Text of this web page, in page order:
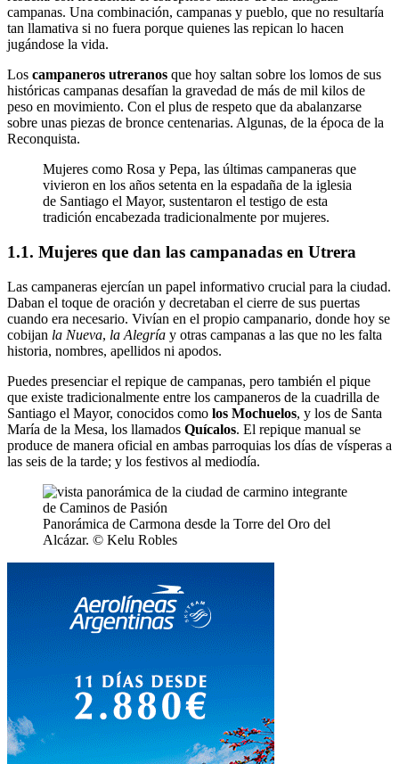
campanas. Una combinación, campanas y pueblo, que no resultaría
tan llamativa si no fuera porque quienes las repican lo hacen
jugándose la vida.
Los campaneros utreranos que hoy saltan sobre los lomos de sus
históricas campanas desafían la gravedad de más de mil kilos de
peso en movimiento. Con el plus de respeto que da abalanzarse
sobre unas piezas de bronce centenarias. Algunas, de la época de la
Reconquista.
Mujeres como Rosa y Pepa, las últimas campaneras que
vivieron en los años setenta en la espadaña de la iglesia
de Santiago el Mayor, sustentaron el testigo de esta
tradición encabezada tradicionalmente por mujeres.
1.1. Mujeres que dan las campanadas en Utrera
Las campaneras ejercían un papel informativo crucial para la ciudad.
Daban el toque de oración y decretaban el cierre de sus puertas
cuando era necesario. Vivían en el propio campanario, donde hoy se
cobijan la Nueva, la Alegría y otras campanas a las que no les falta
historia, nombres, apellidos ni apodos.
Puedes presenciar el repique de campanas, pero también el pique
que existe tradicionalmente entre los campaneros de la cuadrilla de
Santiago el Mayor, conocidos como los Mochuelos, y los de Santa
María de la Mesa, los llamados Quícalos. El repique manual se
produce de manera oficial en ambas parroquias los días de vísperas a
las seis de la tarde; y los festivos al mediodía.
Panorámica de Carmona desde la Torre del Oro del
Alcázar. © Kelu Robles